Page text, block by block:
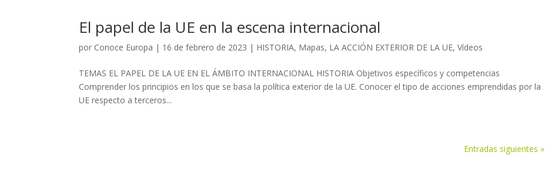
El papel de la UE en la escena internacional
por Conoce Europa | 16 de febrero de 2023 | HISTORIA, Mapas, LA ACCIÓN EXTERIOR DE LA UE,Vídeos
TEMAS EL PAPEL DE LA UE EN EL ÁMBITO INTERNACIONAL HISTORIA Objetivos específicos y competencias
Comprender los principios en los que se basa la política exterior de la UE. Conocer el tipo de acciones emprendidas por la
UE respecto a terceros...
Entradas siguientes »